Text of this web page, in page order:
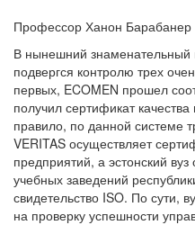
Профессор Ханон Барабанер
В нынешний знаменательный
подвергся контролю трех
первых, ECOMEN прошел
получил сертификат
правило, по данной системе
VERITAS осуществляет
предприятий, а эстонский
учебных заведений
свидетельство ISO. По сути,
на проверку успешности